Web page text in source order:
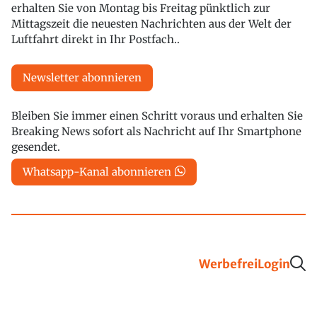
erhalten Sie von Montag bis Freitag pünktlich zur
Mittagszeit die neuesten Nachrichten aus der Welt der
Luftfahrt direkt in Ihr Postfach..
Newsletter abonnieren
Bleiben Sie immer einen Schritt voraus und erhalten Sie
Breaking News sofort als Nachricht auf Ihr Smartphone
gesendet.
Whatsapp-Kanal abonnieren
WerbefreiLogin